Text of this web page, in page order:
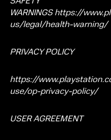
WARNINGShttps://
us/legal/health-warning/
PRIVACY POLICY
https://
use/op-privacy-policy/
USER AGREEMENT